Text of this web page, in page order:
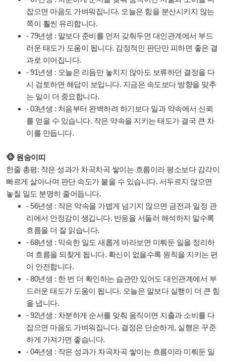
잡으면 마음도 가벼워집니다. 오늘은 힘을 분산시키지 않는
쪽이 훨씬 유리합니다.
- 79년생 : 말보다 준비를 먼저 갖춰두면 대인관계에서 부드
러운 태도가 도움이 됩니다. 감정적인 판단만 피하면 좋은 결
과로 이어집니다.
- 91년생 : 오늘은 리듬만 놓치지 않아도 보류하던 결정을 다
시 검토하면 해답이 보입니다. 지금은 속도보다 방향을 맞추
는 일이 더 중요합니다.
- 03년생 : 처음부터 완벽하려 하기보다 일과 약속에서 신뢰
를 얻을 수 있습니다. 작은 약속을 지키는 태도가 결국 큰 차
이를 만듭니다.
🐵 원숭이띠
한줄 총평: 작은 성과가 차곡차곡 쌓이는 흐름이라 평소보다 감각이
빠르게 살아나며 판단 속도가 붙을 수 있습니다. 서두르지 않으면
놓칠 일도 분명히 줄어듭니다.
- 56년생 : 작은 약속을 가볍게 넘기지 않으면 금전과 일정 관
리에서 안정감이 생깁니다. 반응을 서둘러 해석하지 말수록
흐름을 더 잘 읽습니다.
- 68년생 : 익숙한 일도 새롭게 바라보면 미뤄둔 일을 정리하
며 흐름을 되찾게 됩니다. 확신이 없을수록 원칙을 지키는 편
이 안전합니다.
- 80년생 : 한 번 더 확인하는 습관만 있어도 대인관계에서 부
드러운 태도가 도움이 됩니다. 오늘은 말보다 실행이 더 큰 힘
을 냅니다.
- 92년생 : 차분하게 순서를 맞춰 움직이면 지출과 소비를 다
잡으면 마음도 가벼워집니다. 결정은 단순하게, 실행은 꾸준
하게 가져가면 좋습니다.
- 04년생 : 작은 성과가 차곡차곡 쌓이는 흐름이라 미뤄둔 일